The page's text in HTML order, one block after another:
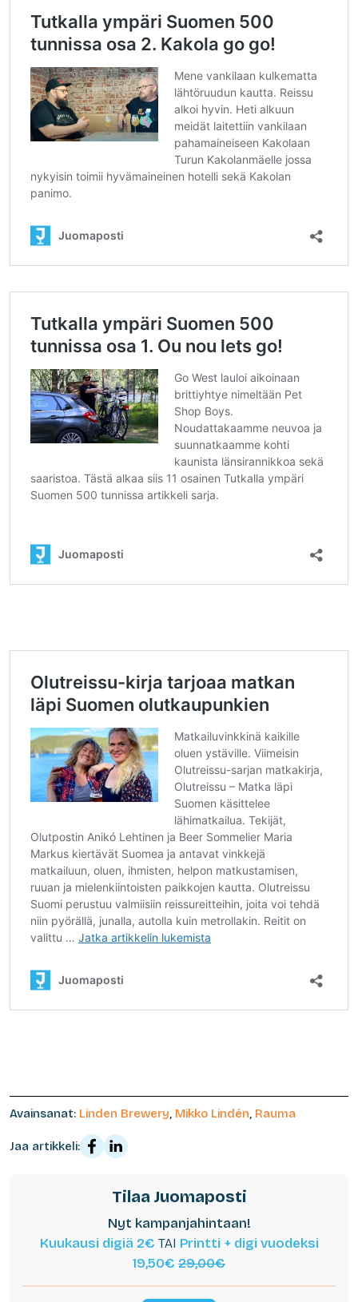
Avainsanat: Linden Brewery, Mikko Lindén, Rauma
Jaa artikkeli:
Tilaa Juomaposti
Nyt kampanjahintaan!
Kuukausi digiä 2€ TAI Printti + digi vuodeksi
19,50€ 29,00€